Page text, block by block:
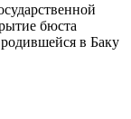
бюста
в Баку